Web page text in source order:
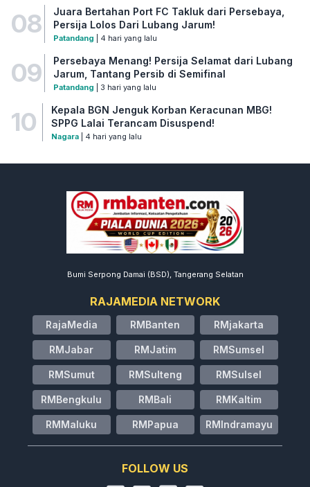
08
Juara Bertahan Port FC Takluk dari Persebaya,
Persija Lolos Dari Lubang Jarum!
Patandang | 4 hari yang lalu
09
Persebaya Menang! Persija Selamat dari Lubang
Jarum, Tantang Persib di Semifinal
Patandang | 3 hari yang lalu
10
Kepala BGN Jenguk Korban Keracunan MBG!
SPPG Lalai Terancam Disuspend!
Nagara| 4 hari yang lalu
Bumi Serpong Damai (BSD), Tangerang Selatan
RAJAMEDIA NETWORK
RajaMedia RMBanten RMjakarta
RMJabar RMJatim RMSumsel
RMSumut RMSulteng RMSulsel
RMBengkulu RMBali RMKaltim
RMMaluku RMPapua RMIndramayu
FOLLOW US